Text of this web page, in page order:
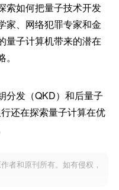
索如何把量子技术开发
家、网络犯罪专家和金
量子计算机带来的潜在
分发（QKD）和后量子
还在探索量子计算在优
者和原刊所有。如有侵权，